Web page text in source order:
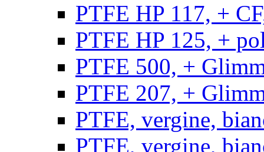
PTFE HP 117, +
PTFE HP 125, +
PTFE 500, +
PTFE 207, +
PTFE, vergine,
PTFE, vergine,